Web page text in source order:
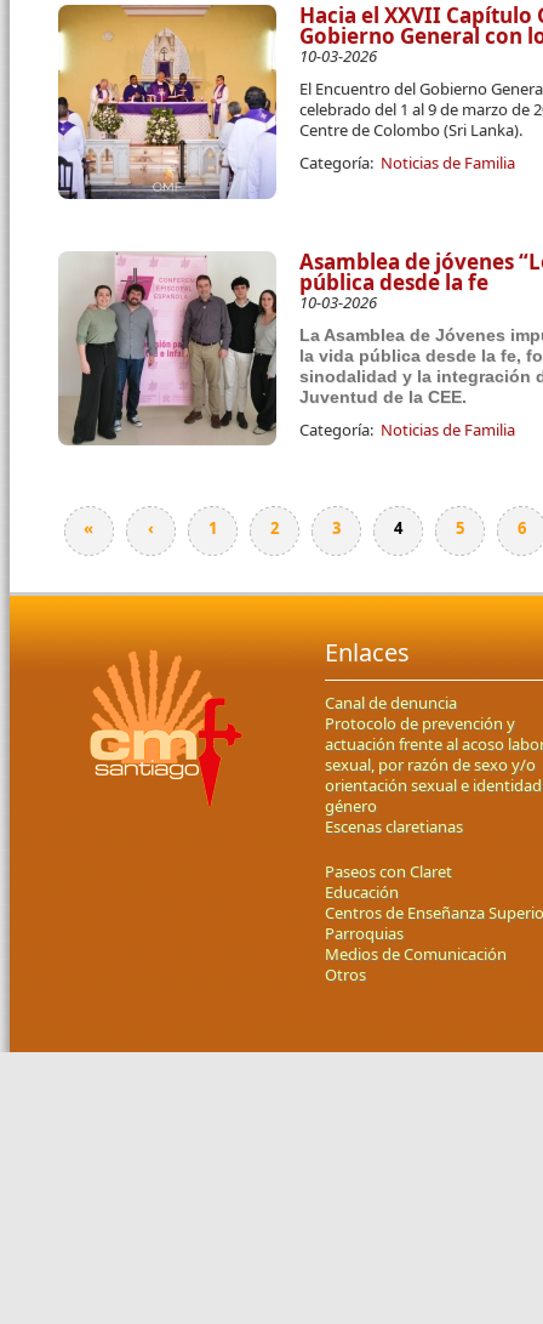
Hacia el XXVII
Gobierno General con
10-03-2026
El Encuentro del Gobierno
celebrado del 1 al 9 de marzo de
Centre de Colombo (Sri Lanka).
Categoría: Noticias de Familia
Asamblea de jóvenes
pública desde la fe
10-03-2026
La Asamblea de Jóvenes
la vida pública desde la fe,
sinodalidad y la integración
Juventud de la CEE.
Categoría: Noticias de Familia
Páginas
« ‹ 1 2 3 4 5 6
Enlaces
Canal de denuncia
Protocolo de prevención y
actuación frente al acoso
sexual, por razón de sexo y/o
orientación sexual e
género
Escenas claretianas
Paseos con Claret
Educación
Centros de Enseñanza
Parroquias
Medios de Comunicación
Otros